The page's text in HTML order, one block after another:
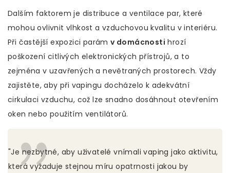
Dalším faktorem je distribuce a ventilace par, které
mohou ovlivnit vlhkost a vzduchovou kvalitu v interiéru.
Při častější expozici parámv domácnosti hrozí
poškození citlivých elektronických přístrojů, a to
zejména v uzavřených a nevětraných prostorech. Vždy
zajistěte, aby při vapingu docházelo k adekvátní
cirkulaci vzduchu, což lze snadno dosáhnout otevřením
oken nebo použitím ventilátorů.
"Je nezbytné, aby uživatelé vnímali vaping jako aktivitu,
která vyžaduje stejnou míru opatrnosti jakou by